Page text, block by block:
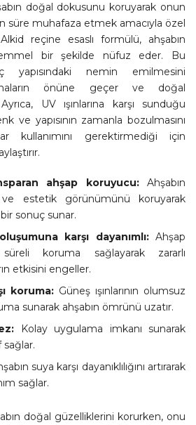
doğal dokusunu koruyarak onun
süre muhafaza etmek amacıyla özel
reçine esaslı formülü, ahşabın
bir şekilde nüfuz eder. Bu
yapısındaki nemin emilmesini
önüne geçer ve doğal
UV ışınlarına karşı sunduğu
ve yapısının zamanla bozulmasını
kullanımını gerektirmediği için
ahşap koruyucu: Ahşabın
estetik görünümünü koruyarak
sonuç sunar.
karşı dayanımlı:Ahşap
koruma sağlayarak zararlı
etkisini engeller.
koruma: Güneş ışınlarının olumsuz
sunarak ahşabın ömrünü uzatır.
Kolay uygulama imkanı sunarak
suya karşı dayanıklılığını artırarak
sağlar.
doğal güzelliklerini korurken, onu